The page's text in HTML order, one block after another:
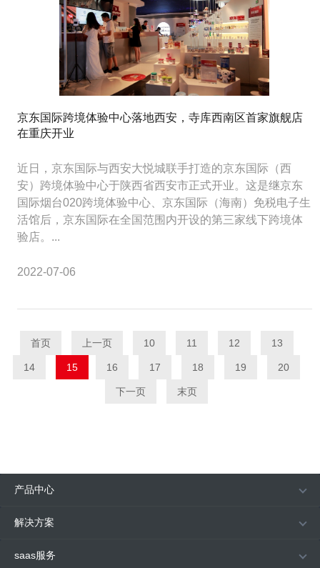
京东国际跨境体验中心落地西安，寺库西南区首家旗舰店
在重庆开业
近日，京东国际与西安大悦城联手打造的京东国际（西
安）跨境体验中心于陕西省西安市正式开业。这是继京东
国际烟台020跨境体验中心、京东国际（海南）免税电子生
活馆后，京东国际在全国范围内开设的第三家线下跨境体
验店。...
2022-07-06
首页 上一页 10 11 12 13
14 15 16 17 18 19 20
下一页 末页
产品中心
解决方案
saas服务